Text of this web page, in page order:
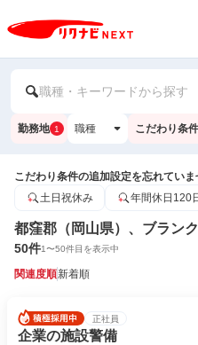
職種・キーワードから探す
勤務地 1 職種 こだわり条件
こだわり条件の追加設定を忘れていま
土日祝休み
年間休日120
都窪郡（岡山県）、ブラン
50件1〜50件目を表示中
関連度順新着順
正社員
企業の施設警備